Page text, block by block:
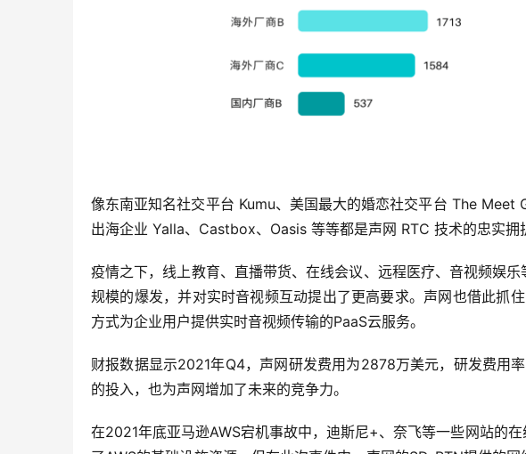
像东南亚知名社交平台 Kumu、美国最大的婚恋社交平台 The Meet
出海企业 Yalla、Castbox、Oasis 等等都是声网 RTC 技术的忠实拥
疫情之下，线上教育、直播带货、在线会议、远程医疗、音视频娱
规模的爆发，并对实时音视频互动提出了更高要求。声网也借此抓
方式为企业用户提供实时音视频传输的PaaS云服务。
财报数据显示2021年Q4，声网研发费用为2878万美元，研发费用
的投入，也为声网增加了未来的竞争力。
在2021年底亚马逊AWS宕机事故中，迪斯尼+、奈飞等一些网站的